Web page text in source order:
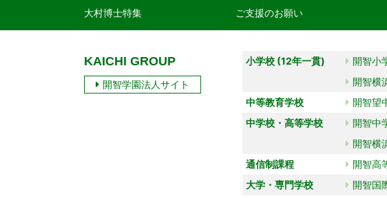
大村博士特集 ご支援のお願い
KAICHI GROUP
開智学園法人サイト
小学校 (12年一貫) 開智小
開智横
中等教育学校
開智望
中学校・高等学校
開智中
開智横
通信制課程
開智高
大学・専門学校
開智国